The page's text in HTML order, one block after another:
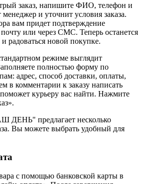
заказ, напишите ФИО, телефон и
и уточнит условия заказа.
вам придет подтверждение
или через СМС. Теперь останется
радоваться новой покупке.
режиме выглядит
полностью форму по
адрес, способ доставки, оплаты,
в комментарии к заказу написать
курьеру вас найти. Нажмите
ДЕНЬ" предлагает несколько
Вы можете выбрать удобный для
с помощью банковской карты в